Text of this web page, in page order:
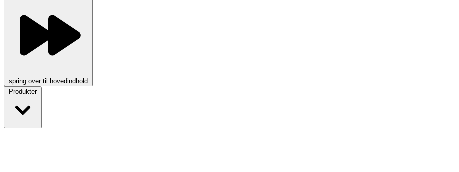
spring over til hovedindhold
Produkter